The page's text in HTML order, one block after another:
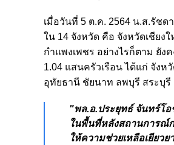
เมื่อวันที่ 5 ต.ค. 2564 น.ส.รัช
ใน 14 จังหวัด คือ จังหวัดเชียง
กำแพงเพชร อย่างไรก็ตาม ยัง
1.04 แสนครัวเรือน ได้แก่ จัง
อุทัยธานี ชัยนาท ลพบุรี สระบุ
"พล.อ.ประยุทธ์ จันทร์โอ
ในพื้นที่หลังสถานการณ์ก
ให้ความช่วยเหลือเยียว